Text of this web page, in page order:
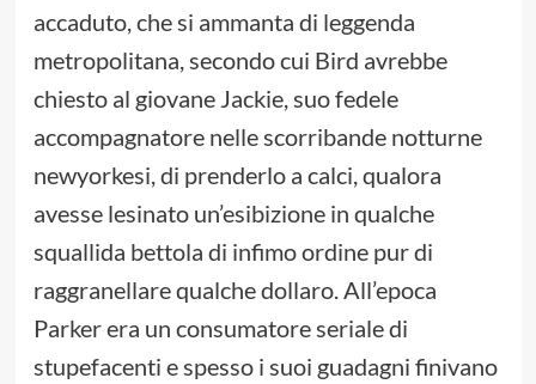
accaduto, che si ammanta di leggenda
metropolitana, secondo cui Bird avrebbe
chiesto al giovane Jackie, suo fedele
accompagnatore nelle scorribande notturne
newyorkesi, di prenderlo a calci, qualora
avesse lesinato un’esibizione in qualche
squallida bettola di infimo ordine pur di
raggranellare qualche dollaro. All’epoca
Parker era un consumatore seriale di
stupefacenti e spesso i suoi guadagni finivano